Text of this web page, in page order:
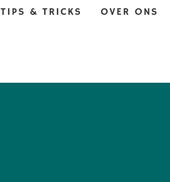
TIPS & TRICKS
OVER ONS